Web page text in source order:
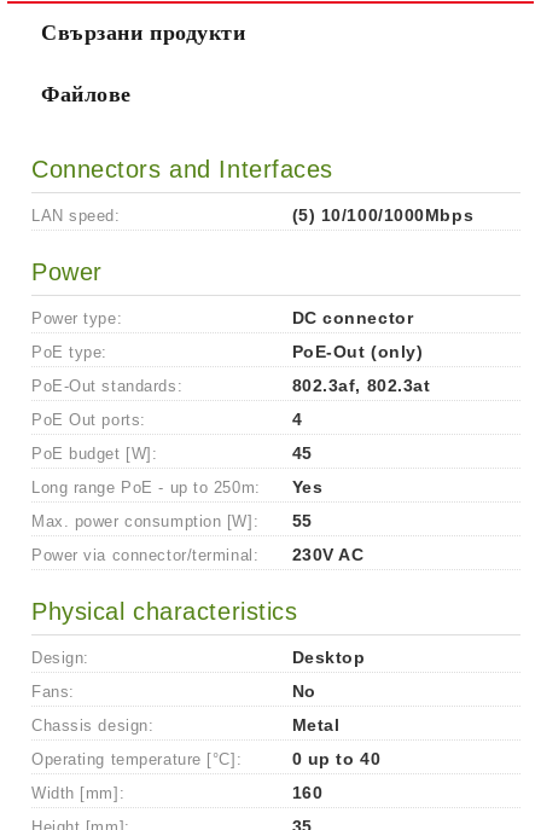
Свързани продукти
Файлове
Connectors and Interfaces
LAN speed: (5) 10/100/1000Mbps
Power
Power type:
DC connector
PoE type:
PoE-Out (only)
PoE-Out standards:
802.3af, 802.3at
PoE Out ports:
4
PoE budget [W]:
45
Long range PoE - up to 250m:
Yes
Max. power consumption [W]:
55
Power via connector/terminal:
230V AC
Physical characteristics
Design:
Desktop
Fans:
No
Chassis design:
Metal
Operating temperature [°C]:
0 up to 40
Width [mm]:
160